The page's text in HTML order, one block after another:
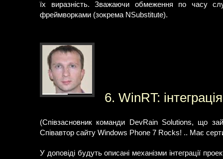
їх виразність. Зважаючи обмеження по часу
фреймворками (зокрема NSubstitute).
6. WinRT:
(Співзасновник команди DevRain Solutions, що
Співавтор сайту Windows Phone 7 Rocks! .. Має
У доповіді будуть описані механізми інтеграції